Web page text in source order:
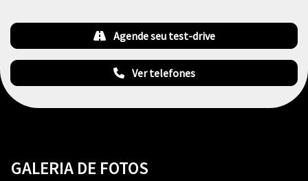
Ver telefones
Agende seu test-drive
GALERIA DE FOTOS